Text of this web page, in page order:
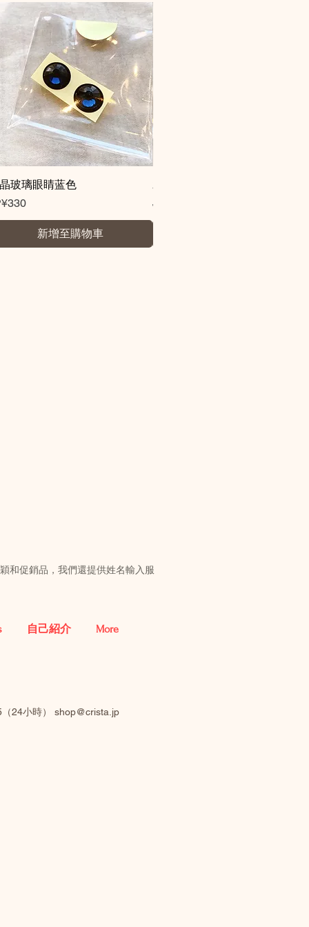
快速瀏覽
玻璃眼睛蓝色
新增至購物車
水晶玻璃眼睛棕色
價格
JP¥330
和促銷品，我們還提供姓名輸入服
自己紹介 More
24小時） shop@crista.jp